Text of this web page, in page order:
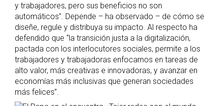
y trabajadores, pero sus beneficios no son
automáticos”. Depende – ha observado – de cómo se
diseñe, regule y distribuya su impacto. Al respecto ha
defendido que “la transición justa a la digitalización,
pactada con los interlocutores sociales, permite a los
trabajadores y trabajadoras enfocarnos en tareas de
alto valor, más creativas e innovadoras, y avanzar en
economías más inclusivas que generan sociedades
más felices”.